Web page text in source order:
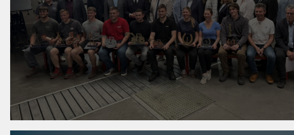
05. Mai 2026
Niederösterreichs Lehrlinge zeigen
Spitzenleistungen in Mistelbach